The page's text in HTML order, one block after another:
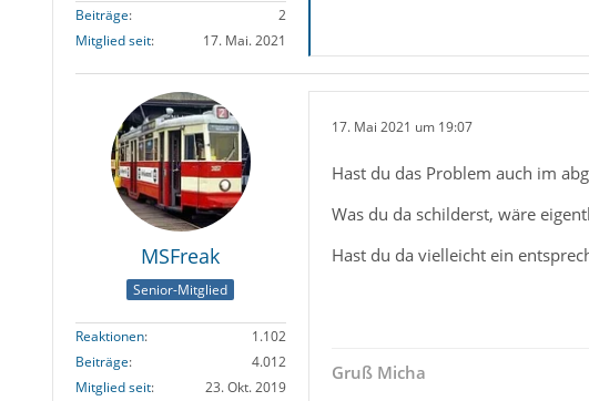
Beiträge
2
Mitglied seit
17. Mai. 2021
MSFreak
Senior-Mitglied
Reaktionen
1.102
Beiträge
4.012
Mitglied seit
23. Okt. 2019
17. Mai 2021 um 19:07
Hast du das Problem auch im
Was du da schilderst, wäre
Hast du da vielleicht ein
Gruß Micha